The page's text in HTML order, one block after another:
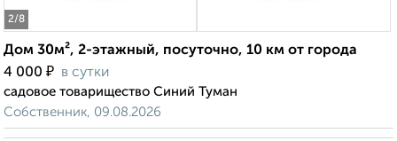
2/8
Дом 30м², 2-этажный, посуточно, 10 км от города
4 000 ₽ в сутки
садовое товарищество Синий Туман
Собственник, 09.08.2026